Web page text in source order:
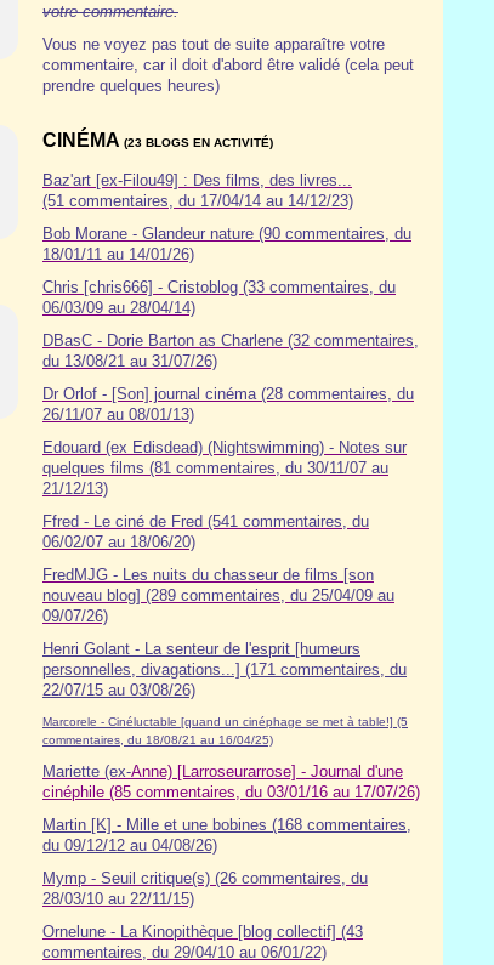
votre commentaire.
Vous ne voyez pas tout de suite apparaître votre
commentaire, car il doit d'abord être validé (cela peut
prendre quelques heures)
CINÉMA (23 BLOGS EN ACTIVITÉ)
Baz'art [ex-Filou49] : Des films, des livres...
(51 commentaires, du 17/04/14 au 14/12/23)
Bob Morane - Glandeur nature (90 commentaires, du
18/01/11 au 14/01/26)
Chris [chris666] - Cristoblog (33 commentaires, du
06/03/09 au 28/04/14)
DBasC - Dorie Barton as Charlene (32 commentaires,
du 13/08/21 au 31/07/26)
Dr Orlof - [Son] journal cinéma (28 commentaires, du
26/11/07 au 08/01/13)
Edouard (ex Edisdead) (Nightswimming) - Notes sur
quelques films (81 commentaires, du 30/11/07 au
21/12/13)
Ffred - Le ciné de Fred (541 commentaires, du
06/02/07 au 18/06/20)
FredMJG - Les nuits du chasseur de films [son
nouveau blog] (289 commentaires, du 25/04/09 au
09/07/26)
Henri Golant - La senteur de l'esprit [humeurs
personnelles, divagations...] (171 commentaires, du
22/07/15 au 03/08/26)
Marcorele - Cinéluctable [quand un cinéphage se met à table!] (5
commentaires, du 18/08/21 au 16/04/25)
Mariette (ex-Anne) [Larroseurarrose] - Journal d'une
cinéphile (85 commentaires, du 03/01/16 au 17/07/26)
Martin [K] - Mille et une bobines (168 commentaires,
du 09/12/12 au 04/08/26)
Mymp - Seuil critique(s) (26 commentaires, du
28/03/10 au 22/11/15)
Ornelune - La Kinopithèque [blog collectif] (43
commentaires, du 29/04/10 au 06/01/22)